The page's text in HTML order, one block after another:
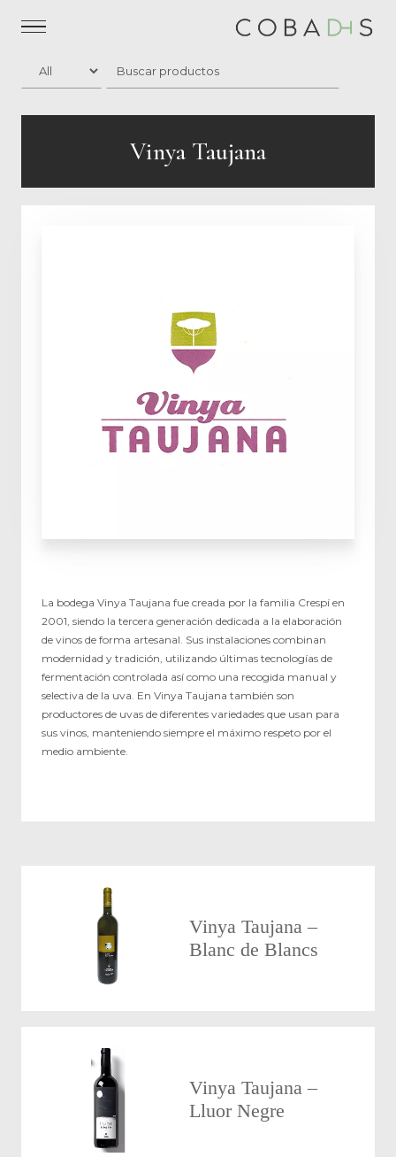
Vinya Taujana
La bodega Vinya Taujana fue creada por la familia Crespí en
2001, siendo la tercera generación dedicada a la elaboración
de vinos de forma artesanal. Sus instalaciones combinan
modernidad y tradición, utilizando últimas tecnologías de
fermentación controlada así como una recogida manual y
selectiva de la uva. En Vinya Taujana también son
productores de uvas de diferentes variedades que usan para
sus vinos, manteniendo siempre el máximo respeto por el
medio ambiente.
Vinya Taujana –
Blanc de Blancs
Vinya Taujana –
Lluor Negre